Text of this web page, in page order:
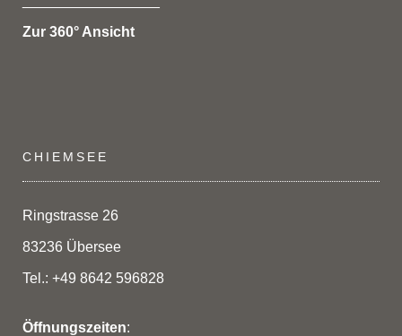
Zur 360° Ansicht
CHIEMSEE
Ringstrasse 26
83236 Übersee
Tel.: +49 8642 596828
Öffnungszeiten: